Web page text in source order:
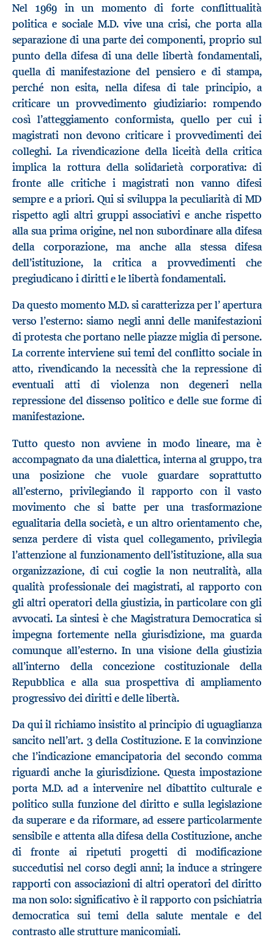
Nel 1969 in un momento di forte conflittualità
politica e sociale M.D. vive una crisi, che porta alla
separazione di una parte dei componenti, proprio sul
punto della difesa di una delle libertà fondamentali,
quella di manifestazione del pensiero e di stampa,
perché non esita, nella difesa di tale principio, a
criticare un provvedimento giudiziario: rompendo
così l’atteggiamento conformista, quello per cui i
magistrati non devono criticare i provvedimenti dei
colleghi. La rivendicazione della liceità della critica
implica la rottura della solidarietà corporativa: di
fronte alle critiche i magistrati non vanno difesi
sempre e a priori. Qui si sviluppa la peculiarità di MD
rispetto agli altri gruppi associativi e anche rispetto
alla sua prima origine, nel non subordinare alla difesa
della corporazione, ma anche alla stessa difesa
dell’istituzione, la critica a provvedimenti che
pregiudicano i diritti e le libertà fondamentali.
Da questo momento M.D. si caratterizza per l’ apertura
verso l’esterno: siamo negli anni delle manifestazioni
di protesta che portano nelle piazze miglia di persone.
La corrente interviene sui temi del conflitto sociale in
atto, rivendicando la necessità che la repressione di
eventuali atti di violenza non degeneri nella
repressione del dissenso politico e delle sue forme di
manifestazione.
Tutto questo non avviene in modo lineare, ma è
accompagnato da una dialettica, interna al gruppo, tra
una posizione che vuole guardare soprattutto
all’esterno, privilegiando il rapporto con il vasto
movimento che si batte per una trasformazione
egualitaria della società, e un altro orientamento che,
senza perdere di vista quel collegamento, privilegia
l’attenzione al funzionamento dell’istituzione, alla sua
organizzazione, di cui coglie la non neutralità, alla
qualità professionale dei magistrati, al rapporto con
gli altri operatori della giustizia, in particolare con gli
avvocati. La sintesi è che Magistratura Democratica si
impegna fortemente nella giurisdizione, ma guarda
comunque all’esterno. In una visione della giustizia
all’interno della concezione costituzionale della
Repubblica e alla sua prospettiva di ampliamento
progressivo dei diritti e delle libertà.
Da qui il richiamo insistito al principio di uguaglianza
sancito nell’art. 3 della Costituzione. E la convinzione
che l’indicazione emancipatoria del secondo comma
riguardi anche la giurisdizione. Questa impostazione
porta M.D. ad a intervenire nel dibattito culturale e
politico sulla funzione del diritto e sulla legislazione
da superare e da riformare, ad essere particolarmente
sensibile e attenta alla difesa della Costituzione, anche
di fronte ai ripetuti progetti di modificazione
succedutisi nel corso degli anni; la induce a stringere
rapporti con associazioni di altri operatori del diritto
ma non solo: significativo è il rapporto con psichiatria
democratica sui temi della salute mentale e del
contrasto alle strutture manicomiali.